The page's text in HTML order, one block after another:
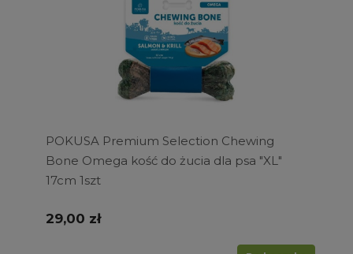
POKUSA Premium Selection Chewing
Bone Omega kość do żucia dla psa "XL"
17cm 1szt
29,00 zł